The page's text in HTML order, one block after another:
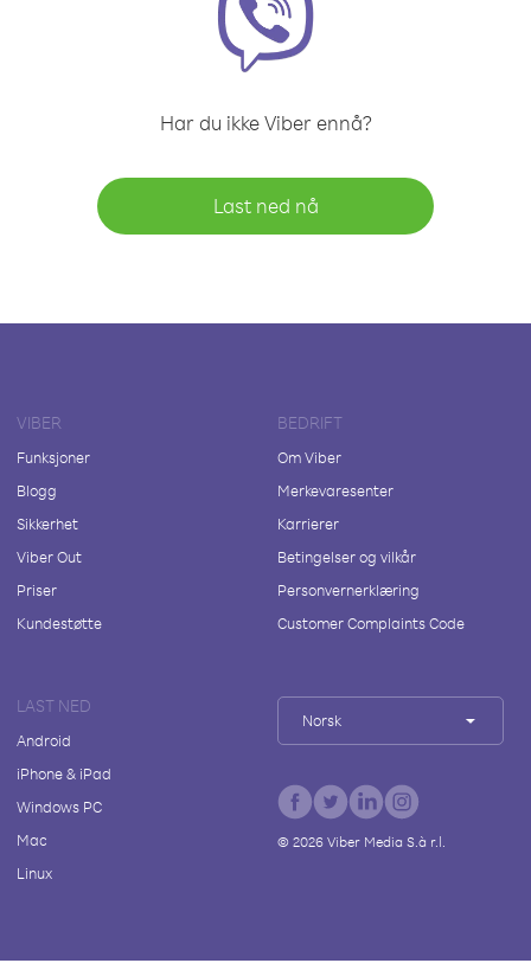
Har du ikke Viber ennå?
Last ned nå
VIBER
Funksjoner
Blogg
Sikkerhet
Viber Out
Priser
Kundestøtte
BEDRIFT
Om Viber
Merkevaresenter
Karrierer
Betingelser og vilkår
Personvernerklæring
Customer Complaints Code
LAST NED
Android
iPhone & iPad
Windows PC
Mac
Linux
Norsk
© 2026Viber Media S.à r.l.